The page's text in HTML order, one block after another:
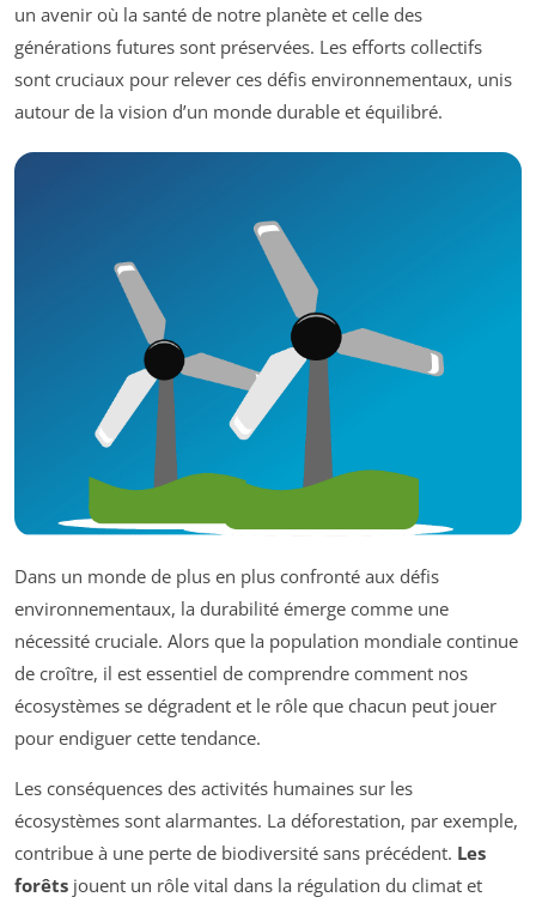
un avenir où la santé de notre planète et celle des
générations futures sont préservées. Les efforts collectifs
sont cruciaux pour relever ces défis environnementaux, unis
autour de la vision d’un monde durable et équilibré.
Dans un monde de plus en plus confronté aux défis
environnementaux, la durabilité émerge comme une
nécessité cruciale. Alors que la population mondiale continue
de croître, il est essentiel de comprendre comment nos
écosystèmes se dégradent et le rôle que chacun peut jouer
pour endiguer cette tendance.
Les conséquences des activités humaines sur les
écosystèmes sont alarmantes. La déforestation, par exemple,
contribue à une perte de biodiversité sans précédent. Les
forêts jouent un rôle vital dans la régulation du climat et